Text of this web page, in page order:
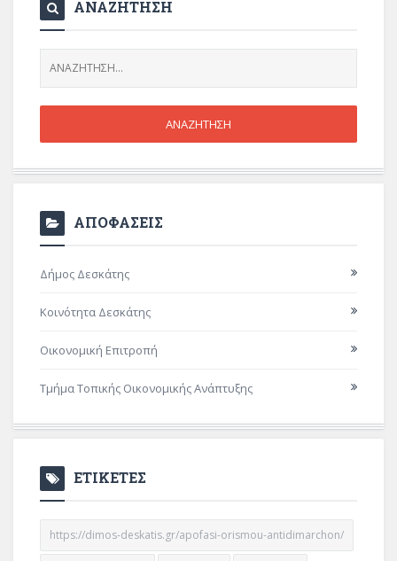
ΑΝΑΖΗΤΗΣΗ
ΑΠΟΦΑΣΕΙΣ
Δήμος Δεσκάτης
Κοινότητα Δεσκάτης
Οικονομική Επιτροπή
Τμήμα Τοπικής Οικονομικής Ανάπτυξης
ΕΤΙΚΕΤΕΣ
https://dimos-deskatis.gr/apofasi-orismou-antidimarchon/